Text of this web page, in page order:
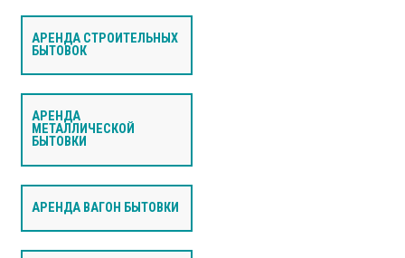
АРЕНДА СТРОИТЕЛЬНЫХ
БЫТОВОК
АРЕНДА
МЕТАЛЛИЧЕСКОЙ
БЫТОВКИ
АРЕНДА ВАГОН БЫТОВКИ